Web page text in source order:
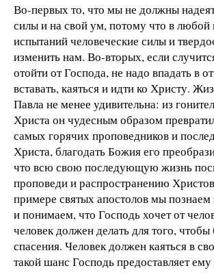
Во-первых то, что мы не должны
силы и на свой ум, потому что в
испытаний человеческие силы и
изменить нам. Во-вторых, если
отойти от Господа, не надо впадать в
вставать, каяться и идти ко Христу.
Павла не менее удивительна: из
Христа он чудесным образом
самых горячих проповедников и
Христа, благодать Божия его
что всю свою последующую жизнь
проповеди и распространению
примере святых апостолов мы
и понимаем, что Господь хочет от
человек должен делать для того,
спасения. Человек должен каяться в
такой шанс Господь предоставляет